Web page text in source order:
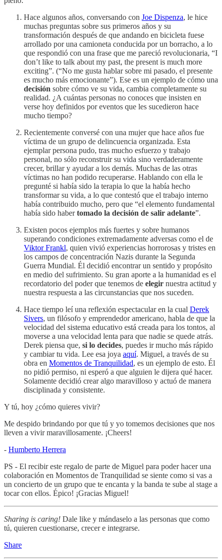
Hace algunos años, conversando con Joe Dispenza, le hice
muchas preguntas sobre sus primeros años y su
transformación después de que andando en bicicleta fuese
arrollado por una camioneta conducida por un borracho, a lo
que respondió con una frase que me pareció revolucionaria, “I
don’t like to talk about my past, the present is much more
exciting”. (“No me gusta hablar sobre mi pasado, el presente
es mucho más emocionante”). Ese es un ejemplo de cómo una
decisión sobre cómo ve su vida, cambia completamente su
realidad. ¿A cuántas personas no conoces que insisten en
verse hoy definidos por eventos que les sucedieron hace
mucho tiempo?
Recientemente conversé con una mujer que hace años fue
víctima de un grupo de delincuencia organizada. Esta
ejemplar persona pudo, tras mucho esfuerzo y trabajo
personal, no sólo reconstruir su vida sino verdaderamente
crecer, brillar y ayudar a los demás. Muchas de las otras
víctimas no han podido recuperarse. Hablando con ella le
pregunté si había sido la terapia lo que la había hecho
transformar su vida, a lo que contestó que el trabajo interno
había contribuido mucho, pero que “el elemento fundamental
había sido habertomado la decisión de salir adelante”.
Existen pocos ejemplos más fuertes y sobre humanos
superando condiciones extremadamente adversas como el de
Viktor Frankl, quien vivió experiencias horrorosas y tristes en
los campos de concentración Nazis durante la Segunda
Guerra Mundial. Él decidió encontrar un sentido y propósito
en medio del sufrimiento. Su gran aporte a la humanidad es el
recordatorio del poder que tenemos de elegir nuestra actitud y
nuestra respuesta a las circunstancias que nos suceden.
Hace tiempo leí una reflexión espectacular en la cual Derek
Sivers, un filósofo y emprendedor americano, habla de que la
velocidad del sistema educativo está creada para los tontos, al
moverse a una velocidad lenta para que nadie se quede atrás.
Derek piensa que, si lo decides, puedes ir mucho más rápido
y cambiar tu vida. Lee esa joya aquí. Miguel, a través de su
obra en Momentos de Tranquilidad, es un ejemplo de esto. Él
no pidió permiso, ni esperó a que alguien le dijera qué hacer.
Solamente decidió crear algo maravilloso y actuó de manera
disciplinada y consistente.
Y tú, hoy ¿cómo quieres vivir?
Me despido brindando por que tú y yo tomemos decisiones que nos
lleven a vivir maravillosamente. ¡Cheers!
- Humberto Herrera
PS - El recibir este regalo de parte de Miguel para poder hacer una
colaboración en Momentos de Tranquilidad se siente como si vas a
un concierto de un grupo que te encanta y la banda te sube al stage a
tocar con ellos. Épico! ¡Gracias Miguel!
Sharing is caring! Dale like y mándaselo a las personas que como
tú, quieren cuestionarse, crecer e integrarse.
Share